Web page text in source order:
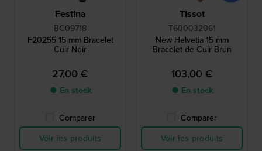
Festina
BC09718
F20255 15 mm Bracelet
Cuir Noir
27,00 €
● En stock
Comparer
Voir les produits
Tissot
T600032061
New Helvetia 15 mm
Bracelet de Cuir Brun
103,00 €
● En stock
Comparer
Voir les produits